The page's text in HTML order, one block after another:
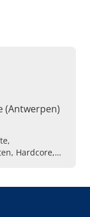
(Antwerpen)
Hardcore,